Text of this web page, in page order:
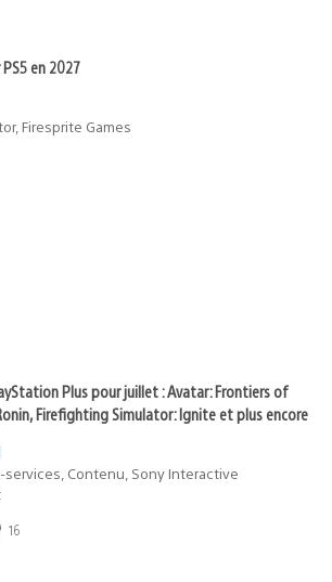
en 2027
Firesprite Games
Plus pour juillet : Avatar: Frontiers of
Firefighting Simulator: Ignite et plus encore
services, Contenu, Sony Interactive
16